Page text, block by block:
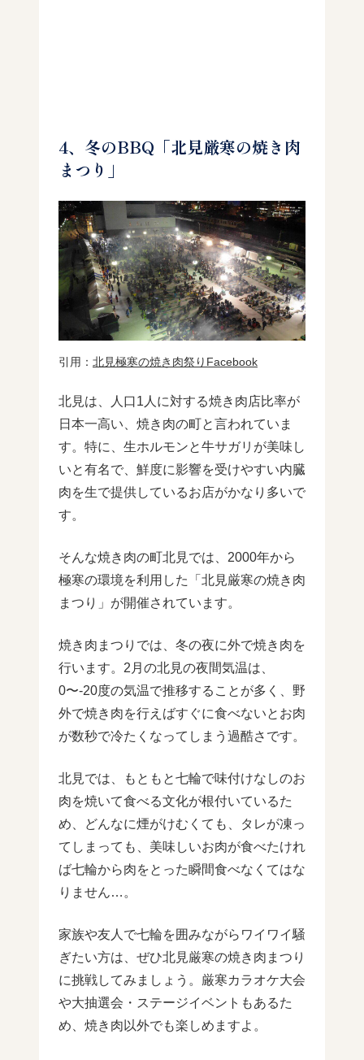
4、冬のBBQ「北見厳寒の焼き肉
まつり」
引用： 北見極寒の焼き肉祭りFacebook
北見は、人口1人に対する焼き肉店比率が
日本一高い、焼き肉の町と言われていま
す。特に、生ホルモンと牛サガリが美味し
いと有名で、鮮度に影響を受けやすい内臓
肉を生で提供しているお店がかなり多いで
す。
そんな焼き肉の町北見では、2000年から
極寒の環境を利用した「北見厳寒の焼き肉
まつり」が開催されています。
焼き肉まつりでは、冬の夜に外で焼き肉を
行います。2月の北見の夜間気温は、
0〜-20度の気温で推移することが多く、野
外で焼き肉を行えばすぐに食べないとお肉
が数秒で冷たくなってしまう過酷さです。
北見では、もともと七輪で味付けなしのお
肉を焼いて食べる文化が根付いているた
め、どんなに煙がけむくても、タレが凍っ
てしまっても、美味しいお肉が食べたけれ
ば七輪から肉をとった瞬間食べなくてはな
りません…。
家族や友人で七輪を囲みながらワイワイ騒
ぎたい方は、ぜひ北見厳寒の焼き肉まつり
に挑戦してみましょう。厳寒カラオケ大会
や大抽選会・ステージイベントもあるた
め、焼き肉以外でも楽しめますよ。